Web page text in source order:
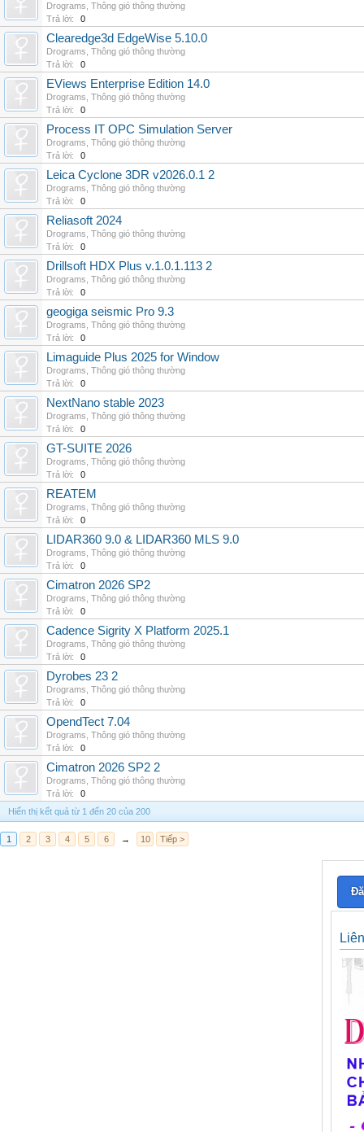
Drograms Thông gió thông thường
Trả lời:
0
Clearedge3d EdgeWise 5.10.0
Drograms Thông gió thông thường
Trả lời:
0
EViews Enterprise Edition 14.0
Drograms Thông gió thông thường
Trả lời:
0
Process IT OPC Simulation Server
Drograms Thông gió thông thường
Trả lời:
0
Leica Cyclone 3DR v2026.0.1 2
Drograms Thông gió thông thường
Trả lời:
0
Reliasoft 2024
Drograms Thông gió thông thường
Trả lời:
0
Drillsoft HDX Plus v.1.0.1.113 2
Drograms Thông gió thông thường
Trả lời:
0
geogiga seismic Pro 9.3
Drograms Thông gió thông thường
Trả lời:
0
Limaguide Plus 2025 for Window
Drograms Thông gió thông thường
Trả lời:
0
NextNano stable 2023
Drograms Thông gió thông thường
Trả lời:
0
GT-SUITE 2026
Drograms Thông gió thông thường
Trả lời:
0
REATEM
Drograms Thông gió thông thường
Trả lời:
0
LIDAR360 9.0 & LIDAR360 MLS 9.0
Drograms Thông gió thông thường
Trả lời:
0
Cimatron 2026 SP2
Drograms Thông gió thông thường
Trả lời:
0
Cadence Sigrity X Platform 2025.1
Drograms Thông gió thông thường
Trả lời:
0
Dyrobes 23 2
Drograms Thông gió thông thường
Trả lời:
0
OpendTect 7.04
Drograms Thông gió thông thường
Trả lời:
0
Cimatron 2026 SP2 2
Drograms Thông gió thông thường
Trả lời:
0
Hiển thị kết quả từ 1 đến 20 của 200
1 2 3 4 5 6 → 10 Tiếp >